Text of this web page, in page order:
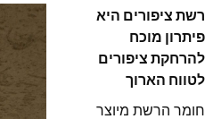
רשת ציפורים היא
פיתרון מוכח
להרחקת ציפורים
לטווח הארוך
חומר הרשת מיוצר